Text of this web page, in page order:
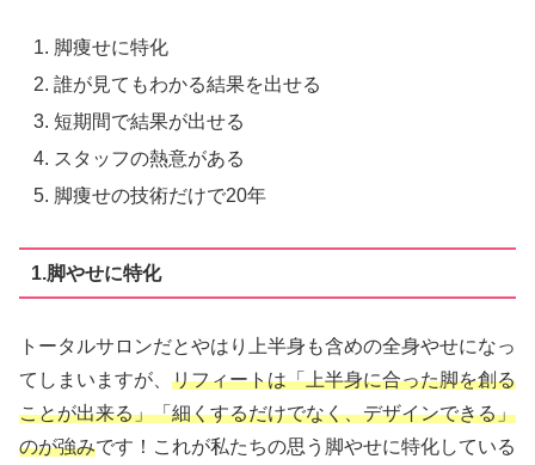
脚痩せに特化
誰が見てもわかる結果を出せる
短期間で結果が出せる
スタッフの熱意がある
脚痩せの技術だけで20年
1.脚やせに特化
トータルサロンだとやはり上半身も含めの全身やせになっ
てしまいますが、 リフィートは「上半身に合った脚を創る
ことが出来る」「細くするだけでなく、デザインできる」
のが強みです！これが私たちの思う脚やせに特化している